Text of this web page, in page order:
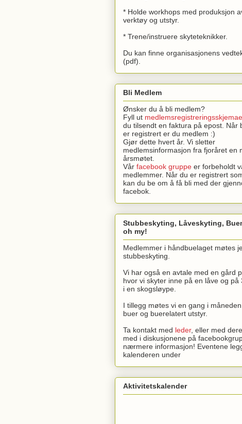
* Holde workhops med produksjon
verktøy og utstyr.
* Trene/instruere skyteteknikker.
Du kan finne organisasjonens
(pdf).
Bli Medlem
Ønsker du å bli medlem?
Fyll ut
du tilsendt en faktura på epost. Når
er registrert er du medlem :)
Gjør dette hvert år. Vi sletter
medlemsinformasjon fra fjoråret en
årsmøtet.
Vår facebook gruppe er forbeholdt
medlemmer. Når du er registrert
kan du be om å få bli med der
facebok.
Stubbeskyting, Låveskyting,
oh my!
Medlemmer i håndbuelaget møtes
stubbeskyting.
Vi har også en avtale med en gård
hvor vi skyter inne på en låve og på
i en skogsløype.
I tillegg møtes vi en gang i
buer og buerelatert utstyr.
Ta kontakt med leder, eller med
med i diskusjonene på
nærmere informasjon! Eventene
kalenderen under
Aktivitetskalender